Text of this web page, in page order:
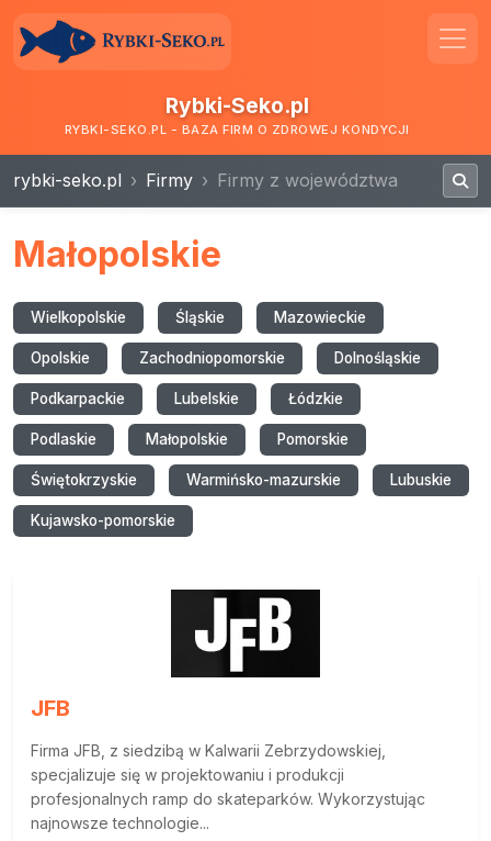
Rybki-Seko.pl
RYBKI-SEKO.PL - BAZA FIRM O ZDROWEJ KONDYCJI
rybki-seko.pl Firmy Firmy z województwa
Małopolskie
Wielkopolskie Śląskie Mazowieckie
Opolskie Zachodniopomorskie Dolnośląskie
Podkarpackie Lubelskie Łódzkie
Podlaskie Małopolskie Pomorskie
Świętokrzyskie Warmińsko-mazurskie Lubuskie
Kujawsko-pomorskie
JFB
Firma JFB, z siedzibą w Kalwarii Zebrzydowskiej,
specjalizuje się w projektowaniu i produkcji
profesjonalnych ramp do skateparków. Wykorzystując
najnowsze technologie...